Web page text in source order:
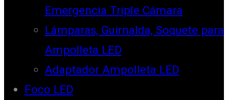
Emergencia Triple Cámara
Lámparas, Guirnalda, Soquete para
Ampolleta LED
Adaptador Ampolleta LED
Foco LED